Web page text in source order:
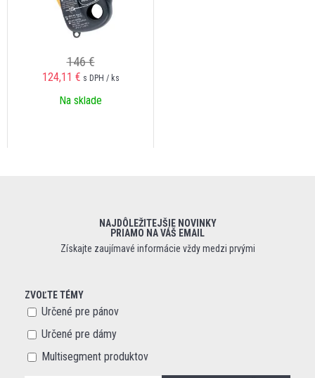
146 €
124,11 € s DPH / ks
Na sklade
NAJDÔLEŽITEJŠIE NOVINKY
PRIAMO NA VÁŠ EMAIL
Získajte zaujímavé informácie vždy medzi prvými
ZVOĽTE TÉMY
Určené pre pánov
Určené pre dámy
Multisegment produktov